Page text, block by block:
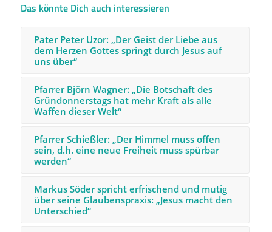
Das könnte Dich auch interessieren
Pater Peter Uzor: „Der Geist der Liebe aus
dem Herzen Gottes springt durch Jesus auf
uns über“
Pfarrer Björn Wagner: „Die Botschaft des
Gründonnerstags hat mehr Kraft als alle
Waffen dieser Welt“
Pfarrer Schießler: „Der Himmel muss offen
sein, d.h. eine neue Freiheit muss spürbar
werden“
Markus Söder spricht erfrischend und mutig
über seine Glaubenspraxis: „Jesus macht den
Unterschied“